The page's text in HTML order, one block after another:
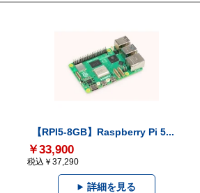
【RPI5-8GB】Raspberry Pi 5...
￥33,900
税込￥37,290
詳細を見る